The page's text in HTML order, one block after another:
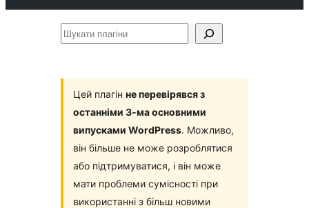
Шукати
Цей плагін не перевірявся з
останніми 3-ма основними
випусками WordPress. Можливо,
він більше не може розроблятися
або підтримуватися, і він може
мати проблеми сумісності при
використанні з більш новими